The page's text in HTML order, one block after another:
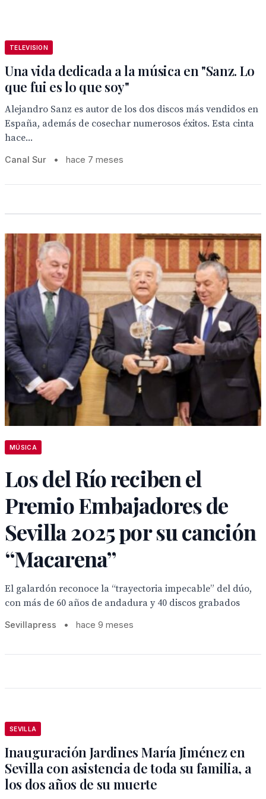
TELEVISION
Una vida dedicada a la música en "Sanz. Lo
que fui es lo que soy"
Alejandro Sanz es autor de los dos discos más vendidos en
España, además de cosechar numerosos éxitos. Esta cinta
hace...
Canal Sur • hace 7 meses
MÚSICA
Los del Río reciben el
Premio Embajadores de
Sevilla 2025 por su canción
“Macarena”
El galardón reconoce la “trayectoria impecable” del dúo,
con más de 60 años de andadura y 40 discos grabados
Sevillapress • hace 9 meses
SEVILLA
Inauguración Jardines María Jiménez en
Sevilla con asistencia de toda su familia, a
los dos años de su muerte